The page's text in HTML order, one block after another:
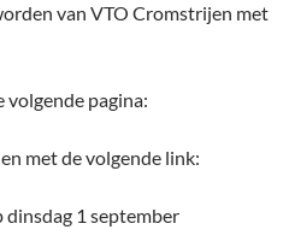
van VTO Cromstrijen met
volgende pagina:
met de volgende link:
1 september